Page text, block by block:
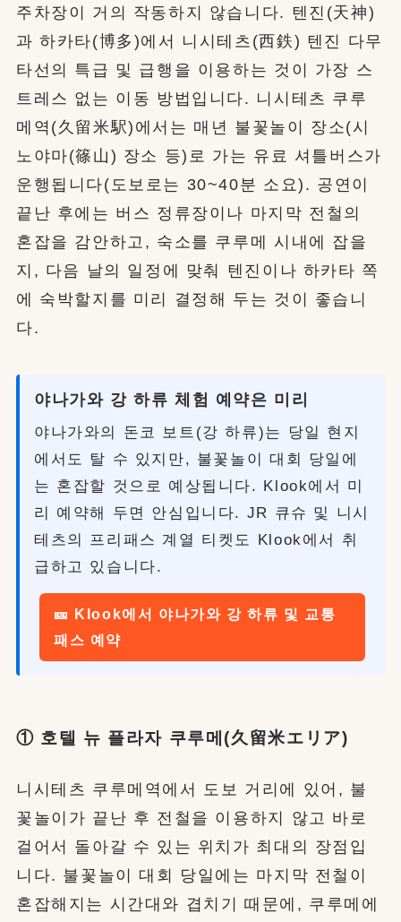
주차장이 거의 작동하지 않습니다. 텐진(天神)
과 하카타(博多)에서 니시테츠(西鉄) 텐진 다무
타선의 특급 및 급행을 이용하는 것이 가장 스
트레스 없는 이동 방법입니다. 니시테츠 쿠루
메역(久留米駅)에서는 매년 불꽃놀이 장소(시
노야마(篠山) 장소 등)로 가는 유료 셔틀버스가
운행됩니다(도보로는 30~40분 소요). 공연이
끝난 후에는 버스 정류장이나 마지막 전철의
혼잡을 감안하고, 숙소를 쿠루메 시내에 잡을
지, 다음 날의 일정에 맞춰 텐진이나 하카타 쪽
에 숙박할지를 미리 결정해 두는 것이 좋습니
다.
야나가와 강 하류 체험 예약은 미리
야나가와의 돈코 보트(강 하류)는 당일 현지
에서도 탈 수 있지만, 불꽃놀이 대회 당일에
는 혼잡할 것으로 예상됩니다. Klook에서 미
리 예약해 두면 안심입니다. JR 큐슈 및 니시
테츠의 프리패스 계열 티켓도 Klook에서 취
급하고 있습니다.
🎫 Klook에서 야나가와 강 하류 및 교통
패스 예약
① 호텔 뉴 플라자 쿠루메(久留米エリア)
니시테츠 쿠루메역에서 도보 거리에 있어, 불
꽃놀이가 끝난 후 전철을 이용하지 않고 바로
걸어서 돌아갈 수 있는 위치가 최대의 장점입
니다. 불꽃놀이 대회 당일에는 마지막 전철이
혼잡해지는 시간대와 겹치기 때문에, 쿠루메에